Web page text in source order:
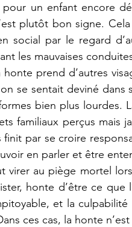
pour un enfant encore
plutôt bon signe.
social par le regard
les mauvaises
honte prend d’autres
se sentait deviné
bien plus lourdes.
familiaux perçus mais
finit par se croire
en parler et être
virer au piège mortel
honte d’être ce
et la
ces cas, la honte